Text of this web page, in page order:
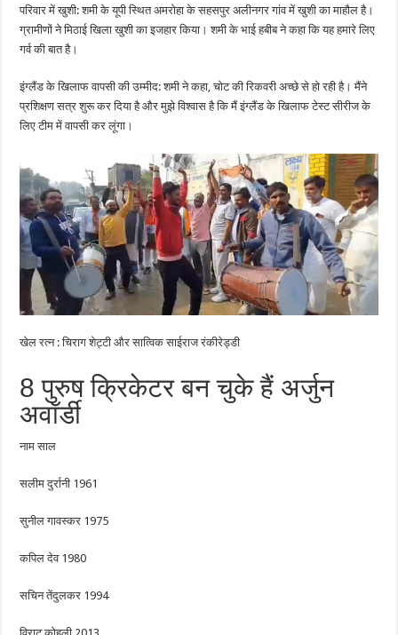
परिवार में खुशी: शमी के यूपी स्थित अमरोहा के सहसपुर अलीनगर गांव में खुशी का माहौल है।
ग्रामीणों ने मिठाई खिला खुशी का इजहार किया। शमी के भाई हबीब ने कहा कि यह हमारे लिए
गर्व की बात है।
इंग्लैंड के खिलाफ वापसी की उम्मीद: शमी ने कहा, चोट की रिकवरी अच्छे से हो रही है। मैंने
प्रशिक्षण सत्र शुरू कर दिया है और मुझे विश्वास है कि मैं इंग्लैंड के खिलाफ टेस्ट सीरीज के
लिए टीम में वापसी कर लूंगा।
खेल रत्न : चिराग शेट्टी और सात्विक साईराज रंकीरेड्डी
8 पुरुष क्रिकेटर बन चुके हैं अर्जुन
अवॉर्डी
नाम साल
सलीम दुर्रानी 1961
सुनील गावस्कर 1975
कपिल देव 1980
सचिन तेंदुलकर 1994